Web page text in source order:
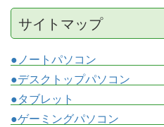
サイトマップ
●ノートパソコン
●デスクトップパソコン
●タブレット
●ゲーミングパソコン